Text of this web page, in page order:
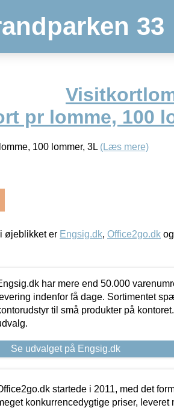
33
pr lomme, 100
100 lommer, 3L (Læs mere)
øjeblikket er Engsig.dk, Office2go.dk og
har mere end 50.000
indenfor få dage. Sortimentet
til små produkter på
Se udvalget på Engsig.dk
startede i 2011, med det
konkurrencedygtige priser, leveret